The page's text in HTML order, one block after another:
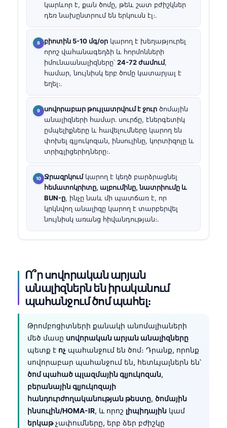
կարևոր է, քան ծոմը, թեև շատ բժիշկներ
դեռ նախընտրում են երկուսն էլ։.
բիոտին 5-10 մգ/օր կարող է խեղաթյուրել
որոշ վահանագեղձի և հորմոնների
իմունաանալիզները՝ 24-72 ժամում,
համար, նույնիսկ երբ ծոմը կատարյալ է
եղել։.
սովորաբար թույլատրվում է ջուր ծոմային
անալիզների համար․ սուրճը, էներգետիկ
ըմպելիքները և հավելումները կարող են
փոխել գլյուկոզան, ինսուլինը, կորտիզոլը և
տրիգլիցերիդները։.
Ջրազրկումկարող է կեղծ բարձրացնել
հեմատոկրիտը, ալբումինը, նատրիումը և
BUN-ը, ինչը նաև մի պատճառ է, որ
կրկնվող անալիզը կարող է տարբերվել
նույնիսկ առանց հիվանդության։.
Ո՞ր սովորական արյան
անալիզներն են իրականում
պահանջում ծոմ պահել։
Թրոմբոցիտների քանակի անոմալիաների
մեծ մասը սովորական արյան անալիզները
պետք է ոչ պահանջում են ծոմ։ Դրանք, որոնք
սովորաբար պահանջում են, հետևյալներն են՝
ծոմ պահած պլազմային գլյուկոզան,
բերանային գլյուկոզայի
հանդուրժողականության թեստը, ծոմային
ինսուլին/HOMA-IR, և որոշ լիպիդային կամ
երկաթչափումները, երբ ձեր բժիշկը